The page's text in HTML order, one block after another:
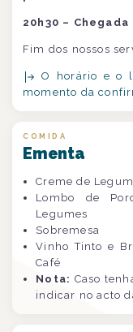
20h30 –
Fim dos nossos
O horário e o
momento da
COMIDA
Ementa
Creme de
Lombo de
Legumes
Sobremesa
Vinho Tinto e
Café
Nota: Caso
indicar no acto